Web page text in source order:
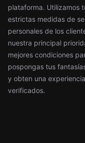
plataforma. Utilizamos
estrictas medidas de
personales de los
nuestra principal
mejores condiciones
pospongas tus
y obten una
verificados.